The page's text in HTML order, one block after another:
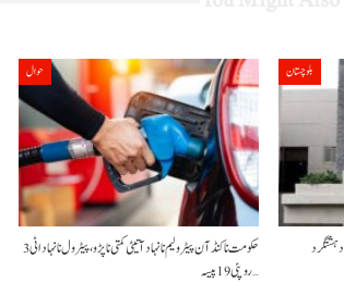
حوال
حکومت نا کنڈ آن پیٹرولیم نا نہاد آتیٹی کمتی نا پڑو،پیٹرول نا نہاد اٹی 3
روپئی 19 پیسہ…
بلوچستان
بلوچستان اٹ سیکورٹی کاروائی، بھارتی مخ تف 12 دہشتگرد